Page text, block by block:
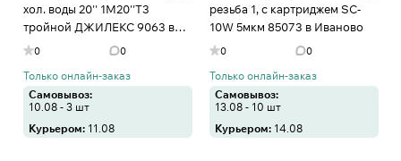
хол. воды 20'' 1М20''Т3
тройной ДЖИЛЕКС 9063 в
Иваново
0 0
Только онлайн-заказ
Самовывоз:
10.08 - 3 шт
Курьером: 11.08
резьба 1, с картриджем SC-
10W 5мкм 85073 в Иваново
0 0
Только онлайн-заказ
Самовывоз:
13.08 - 10 шт
Курьером: 14.08